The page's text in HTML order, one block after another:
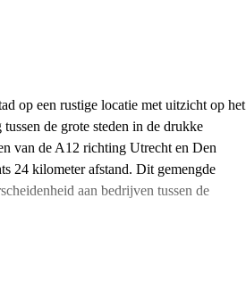
op een rustige locatie met uitzicht op het
de grote steden in de drukke
van de A12 richting Utrecht en Den
24 kilometer afstand. Dit gemengde
aan bedrijven tussen de